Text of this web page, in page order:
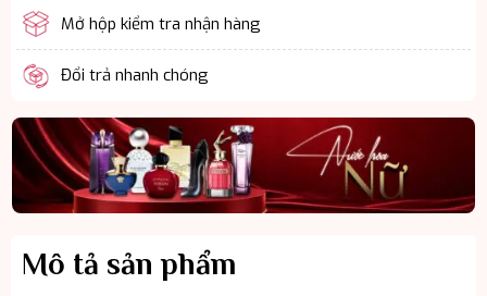
Mở hộp kiểm tra nhận hàng
Đổi trả nhanh chóng
Mô tả sản phẩm